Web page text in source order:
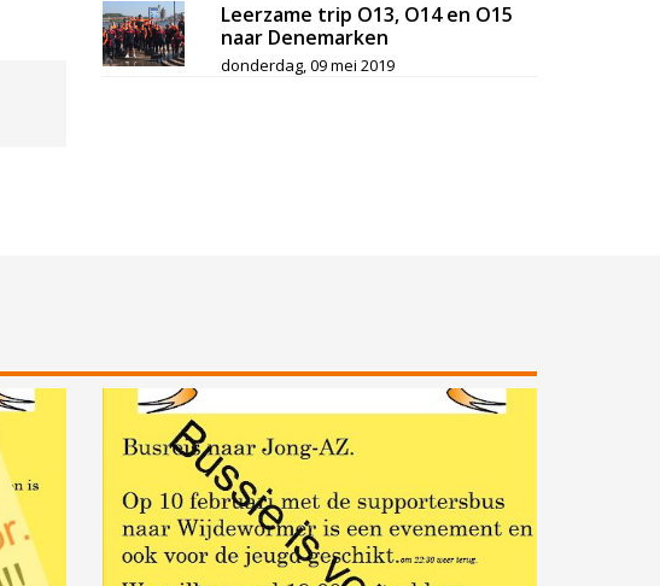
Leerzame trip O13, O14 en O15
naar Denemarken
donderdag, 09 mei 2019